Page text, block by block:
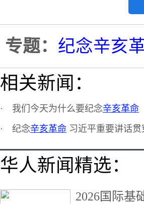
专题： 纪念辛亥
相关新闻：
· 我们今天为什么要纪念辛亥革命
· 纪念辛亥革命 习近平重要讲话
华人新闻精选：
2026国际基